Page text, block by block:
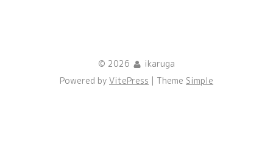
© 2026
ikaruga
Powered by VitePress | Theme Simple